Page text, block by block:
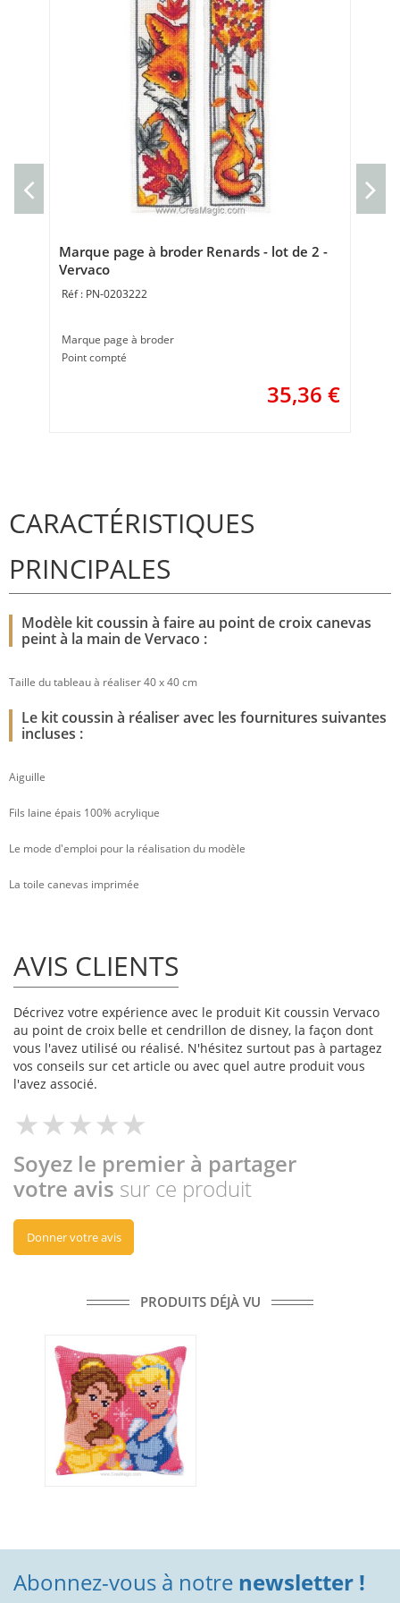
Marque page à broder Renards - lot de 2 -
Vervaco
PN-0203222
Marque page à broder
Point compté
35,36 €
CARACTÉRISTIQUES
PRINCIPALES
Modèle kit coussin à faire au point de croix canevas
peint à la main de Vervaco :
Taille du tableau à réaliser 40 x 40 cm
Le kit coussin à réaliser avec les fournitures suivantes
incluses :
Aiguille
Fils laine épais 100% acrylique
Le mode d'emploi pour la réalisation du modèle
La toile canevas imprimée
AVIS CLIENTS
Décrivez votre expérience avec le produit Kit coussin Vervaco
au point de croix belle et cendrillon de disney, la façon dont
vous l'avez utilisé ou réalisé. N'hésitez surtout pas à partagez
vos conseils sur cet article ou avec quel autre produit vous
l'avez associé.
Soyez le premier à partager
votre avis sur ce produit
Donner votre avis
PRODUITS DÉJÀ VU
Abonnez-vous à notre newsletter !